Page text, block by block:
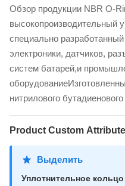
Обзор продукции NBR O-
высокопроизводительный
специально
электроники, датчиков,
систем батарей,и
нитрилового бутадиенового
Product Custom
Выделить
Уплотнительное кольцо